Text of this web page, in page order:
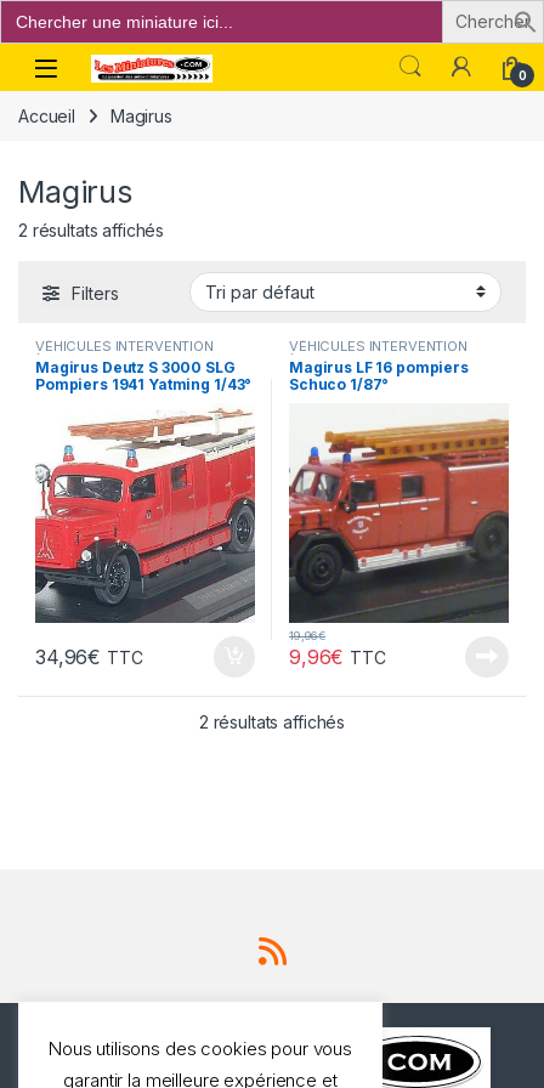
Search
for:
Open 0
Accueil Magirus
Magirus
2 résultats affichés
Filters
VÉHICULES INTERVENTION
(gendarmerie, pompiers, police,
ambulance..)
Magirus Deutz S 3000 SLG
Pompiers 1941 Yatming 1/43°
34,96€ TTC
VÉHICULES INTERVENTION
(gendarmerie, pompiers, police,
ambulance..)
Magirus LF 16 pompiers
Schuco 1/87°
9,96€
19,96€
TTC
2 résultats affichés
Nous utilisons des cookies pour vous
garantir la meilleure expérience et